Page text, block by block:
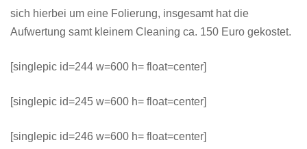
sich hierbei um eine Folierung, insgesamt hat die
Aufwertung samt kleinem Cleaning ca. 150 Euro gekostet.
[singlepic id=244 w=600 h= float=center]
[singlepic id=245 w=600 h= float=center]
[singlepic id=246 w=600 h= float=center]